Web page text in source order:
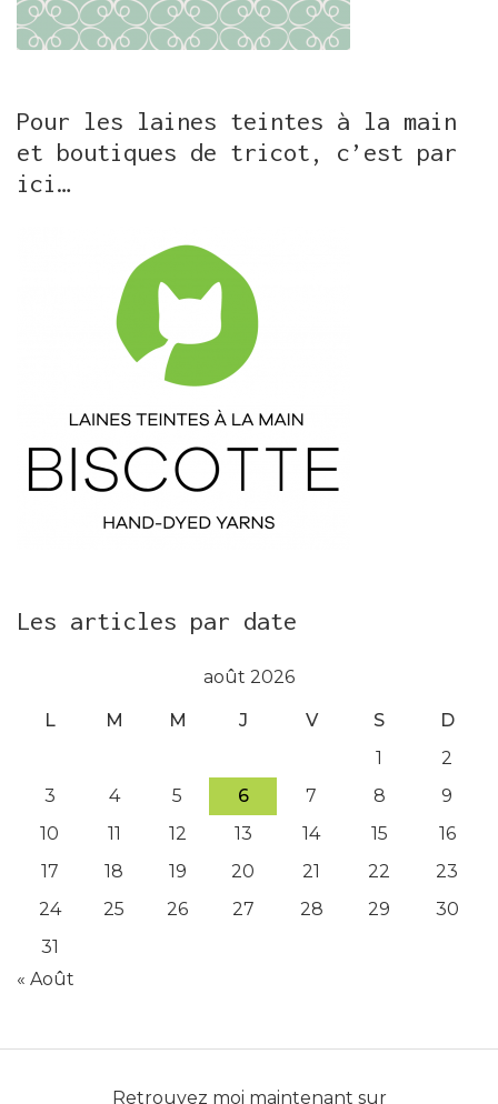
Pour les laines teintes à la main
et boutiques de tricot, c’est par
ici…
Les articles par date
août 2026
L M M J V S
D
1
2
3
4 5 6 7 8
9
10
11 12 13 14 15
16
17
18 19 20 21 22
23
24
25 26 27 28 29
30
31
« Août
Retrouvez moi maintenant sur